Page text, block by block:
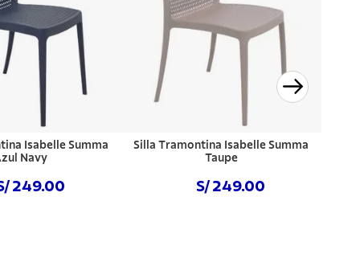
Isabelle Summa
Navy
249.00
Silla Tramontina Isabelle Summa
Taupe
S/ 249.00